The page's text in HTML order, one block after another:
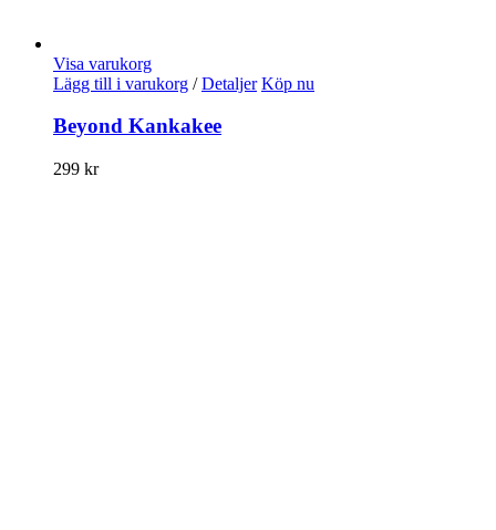
Visa varukorg
Lägg till i varukorg / Detaljer Köp nu
Beyond Kankakee
299 kr